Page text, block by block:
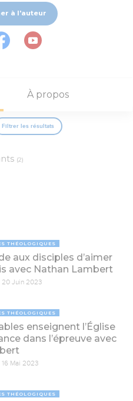
à l'auteur
À propos
Filtrer les résultats
(2)
THÉOLOGIQUES
aux disciples d’aimer
avec Nathan Lambert
20 Juin 2023
THÉOLOGIQUES
enseignent l’Église
dans l’épreuve avec
16 Mai 2023
THÉOLOGIQUES